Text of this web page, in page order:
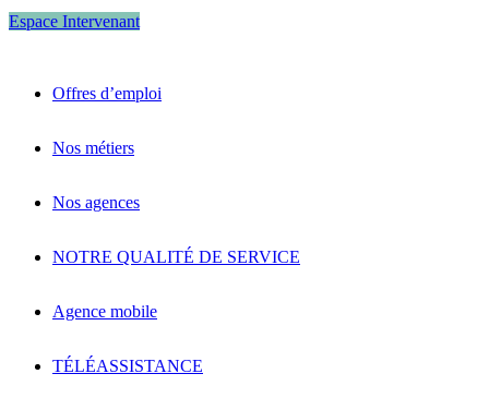
Espace Intervenant
Offres d’emploi
Nos métiers
Nos agences
NOTRE QUALITÉ DE SERVICE
Agence mobile
TÉLÉASSISTANCE